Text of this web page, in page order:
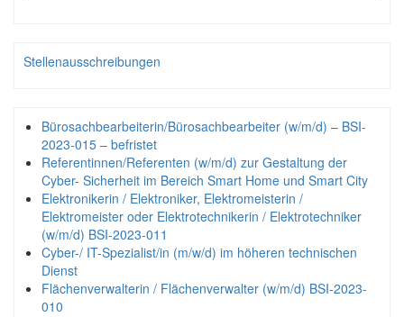
Stellenausschreibungen
Bürosachbearbeiterin/Bürosachbearbeiter (w/m/d) – BSI-
2023-015 – befristet
Referentinnen/Referenten (w/m/d) zur Gestaltung der
Cyber- Sicherheit im Bereich Smart Home und Smart City
Elektronikerin / Elektroniker, Elektromeisterin /
Elektromeister oder Elektrotechnikerin / Elektrotechniker
(w/m/d) BSI-2023-011
Cyber-/ IT-Spezialist/in (m/w/d) im höheren technischen
Dienst
Flächenverwalterin / Flächenverwalter (w/m/d) BSI-2023-
010